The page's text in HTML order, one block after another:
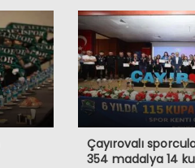
Çayırovalı
354 madalya 14